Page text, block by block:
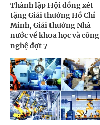
Thành lập Hội đồng xét
tặng Giải thưởng Hồ Chí
Minh, Giải thưởng Nhà
nước về khoa học và công
nghệ đợt 7